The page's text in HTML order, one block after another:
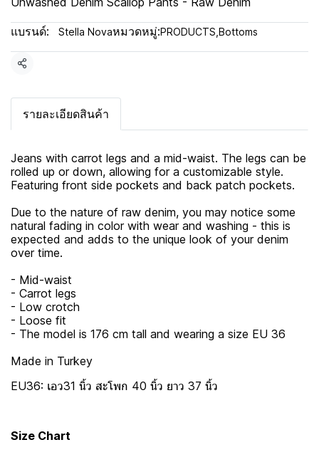
แบรนด์: Stella Novaหมวดหมู่:PRODUCTS Bottoms
แชร์
รายละเอียดสินค้า
Jeans with carrot legs and a mid-waist. The legs can be
rolled up or down, allowing for a customizable style.
Featuring front side pockets and back patch pockets.
Due to the nature of raw denim, you may notice some
natural fading in color with wear and washing - this is
expected and adds to the unique look of your denim
over time.
- Mid-waist
- Carrot legs
- Low crotch
- Loose fit
- The model is 176 cm tall and wearing a size EU 36
Made in Turkey
EU36: เอว31 นิ้ว สะโพก 40 นิ้ว ยาว 37 นิ้ว
Size Chart